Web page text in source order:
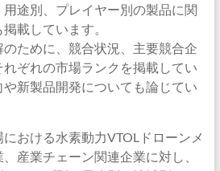
途別、プレイヤー別の製品に関
載しています。
ために、競合状況、主要競合企
ぞれの市場ランクを掲載してい
新製品開発についても論じてい
おける水素動力VTOLドローンメ
産業チェーン関連企業に対し、